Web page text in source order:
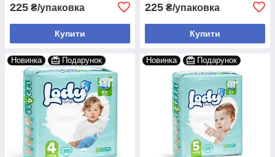
225 ₴/упаковка
Купити
225 ₴/упаковка
Купити
Новинка Подарунок Новинка Подарунок